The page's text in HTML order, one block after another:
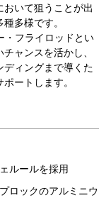
おいて狙うことが出
多様です。
フライロッドとい
ャンスを活かし、
ディングまで導くた
ートします。
ルールを採用
ロックのアルミニウ